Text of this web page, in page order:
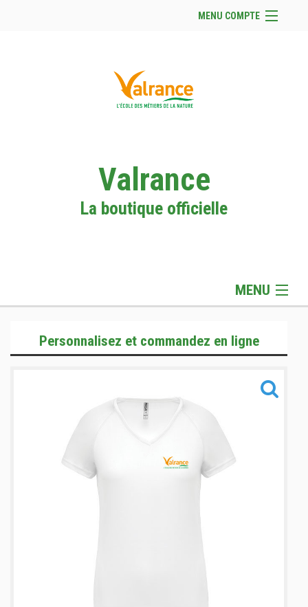
MENU COMPTE
Facebook
Se connecter
Valrance
La boutique officielle
MENU
Vestes
Informations
Personnalisez et commandez en ligne